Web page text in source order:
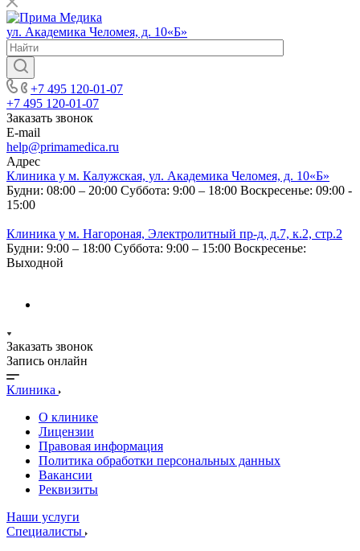
ул. Академика Челомея, д. 10«Б»
+7 495 120-01-07
+7 495 120-01-07
Заказать звонок
E-mail
help@primamedica.ru
Адрес
Клиника у м. Калужская, ул. Академика Челомея, д. 10«Б»
Будни: 08:00 – 20:00 Суббота: 9:00 – 18:00 Воскресенье: 09:00 -
15:00
Клиника у м. Нагороная, Электролитный пр-д, д.7, к.2, стр.2
Будни: 9:00 – 18:00 Суббота: 9:00 – 15:00 Воскресенье:
Выходной
Заказать звонок
Запись онлайн
Клиника
О клинике
Лицензии
Правовая информация
Политика обработки персональных данных
Вакансии
Реквизиты
Наши услуги
Специалисты